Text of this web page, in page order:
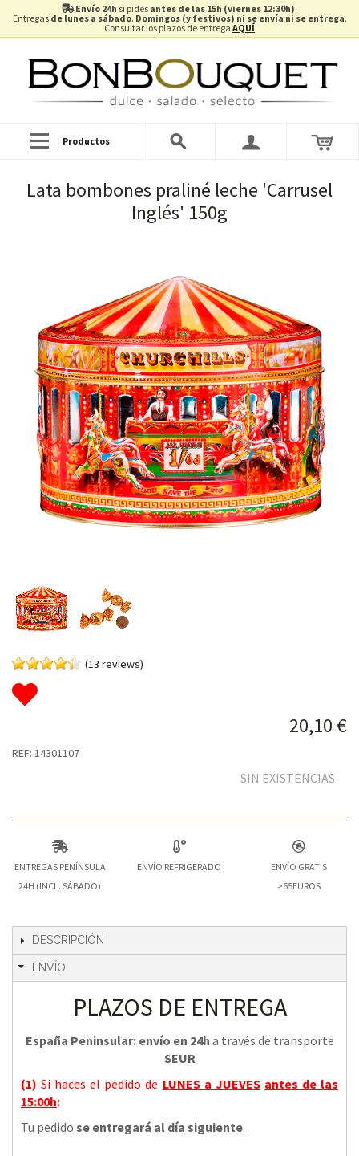
Envío 24h si pides antes de las 15h (viernes 12:30h).
Entregas de lunes a sábado. Domingos (y festivos) ni se envía ni se entrega.
Consultar los plazos de entrega AQUÍ
Productos
Lata bombones praliné leche 'Carrusel
Inglés' 150g
(13 reviews)
20,10 €
REF: 14301107
SIN EXISTENCIAS
ENTREGAS PENÍNSULA
24H (INCL. SÁBADO)
ENVÍO REFRIGERADO
ENVÍO GRATIS
>65EUROS
DESCRIPCIÓN
ENVÍO
PLAZOS DE ENTREGA
España Peninsular: envío en 24h a través de transporte
SEUR
(1)Si haces el pedido de LUNES a JUEVES antes de las
15:00h:
Tu pedido se entregará al día siguiente.